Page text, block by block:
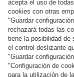
Síguenos
Pago y entrega